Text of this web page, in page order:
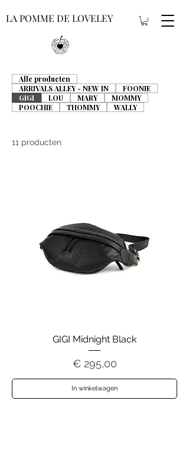
LA POMME DE LOVELEY
Alle producten
ARRIVALS ALLEY - NEW IN
FOONIE
GIGI
LOU MARY
MOMMY
POOCHIE
THOMMY WALLY
11 producten
GIGI Midnight Black
Prijs
€ 295,00
In winkelwagen